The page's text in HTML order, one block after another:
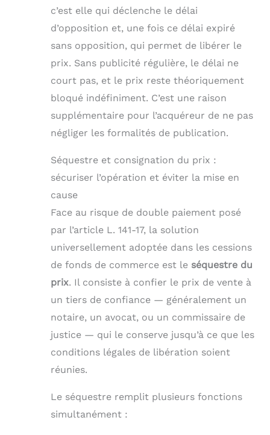
c’est elle qui déclenche le délai
d’opposition et, une fois ce délai expiré
sans opposition, qui permet de libérer le
prix. Sans publicité régulière, le délai ne
court pas, et le prix reste théoriquement
bloqué indéfiniment. C’est une raison
supplémentaire pour l’acquéreur de ne pas
négliger les formalités de publication.
Séquestre et consignation du prix :
sécuriser l’opération et éviter la mise en
cause
Face au risque de double paiement posé
par l’article L. 141-17, la solution
universellement adoptée dans les cessions
de fonds de commerce est le séquestre du
prix. Il consiste à confier le prix de vente à
un tiers de confiance — généralement un
notaire, un avocat, ou un commissaire de
justice — qui le conserve jusqu’à ce que les
conditions légales de libération soient
réunies.
Le séquestre remplit plusieurs fonctions
simultanément :